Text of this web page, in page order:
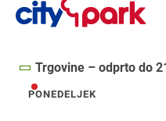
Trgovine – odprto do
ponedeljek
PONEDELJEK